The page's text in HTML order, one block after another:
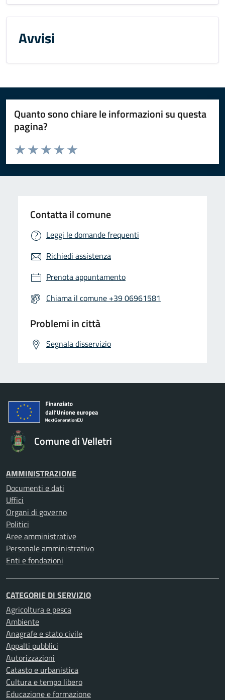
Avvisi
Quanto sono chiare le informazioni su questa
pagina?
Valuta da 1 a 5 stelle la pagina
Valuta 5 stelle su 5
Valuta 4 stelle su 5
Valuta 3 stelle su 5
Valuta 2 stelle su 5
Valuta 1 stelle su 5
Contatta il comune
Leggi le domande frequenti
Richiedi assistenza
Prenota appuntamento
Chiama il comune +39 06961581
Problemi in città
Segnala disservizio
Comune di Velletri
AMMINISTRAZIONE
Documenti e dati
Uffici
Organi di governo
Politici
Aree amministrative
Personale amministrativo
Enti e fondazioni
CATEGORIE DI SERVIZIO
Agricoltura e pesca
Ambiente
Anagrafe e stato civile
Appalti pubblici
Autorizzazioni
Catasto e urbanistica
Cultura e tempo libero
Educazione e formazione